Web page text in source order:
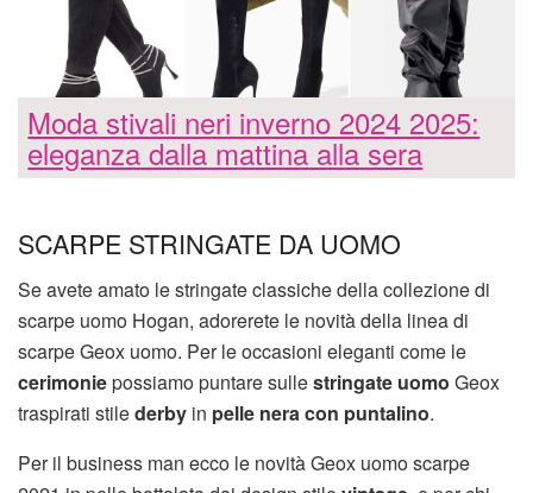
Moda stivali neri inverno 2024 2025:
eleganza dalla mattina alla sera
SCARPE STRINGATE DA UOMO
Se avete amato le stringate classiche della collezione di
scarpe uomo Hogan, adorerete le novità della linea di
scarpe Geox uomo. Per le occasioni eleganti come le
cerimoniepossiamo puntare sullestringate uomo Geox
traspirati stilederby in pelle nera con puntalino.
Per il business man ecco le novità Geox uomo scarpe